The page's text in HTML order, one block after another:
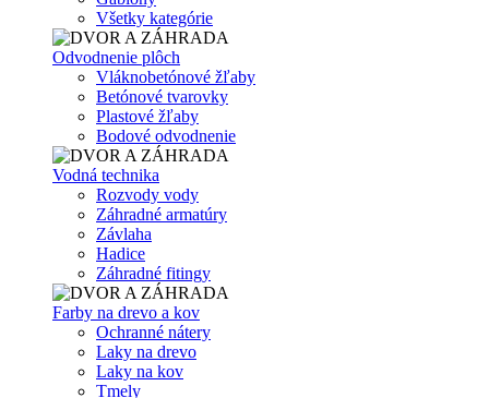
Všetky kategórie
Odvodnenie plôch
Vláknobetónové žľaby
Betónové tvarovky
Plastové žľaby
Bodové odvodnenie
Vodná technika
Rozvody vody
Záhradné armatúry
Závlaha
Hadice
Záhradné fitingy
Farby na drevo a kov
Ochranné nátery
Laky na drevo
Laky na kov
Tmely